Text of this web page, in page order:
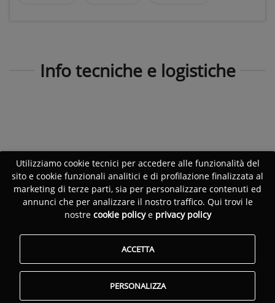
Info tecniche e logistiche
Utilizziamo cookie tecnici per accedere alle funzionalità del
sito e cookie funzionali analitici e di profilazione finalizzata al
marketing di terze parti, sia per personalizzare contenuti ed
annunci che per analizzare il nostro traffico. Qui trovi le
nostre cookie policye privacy policy
ACCETTA
PERSONALIZZA